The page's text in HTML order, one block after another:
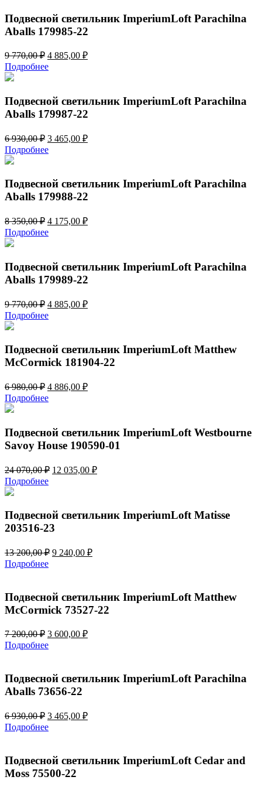
350,00 ₽.
Подвесной светильник ImperiumLoft Parachilna
Aballs 179985-22
9 770,00₽ Первоначальная
цена
составляла
770,00 ₽.
4 885,00 ₽Текущая
Подробнее
Подвесной светильник ImperiumLoft Parachilna
Aballs 179987-22
6 930,00₽ Первоначальная
цена
составляла
930,00 ₽.
3 465,00 ₽Текущая
Подробнее
Подвесной светильник ImperiumLoft Parachilna
Aballs 179988-22
8 350,00₽ Первоначальная
цена
составляла
350,00 ₽.
4 175,00 ₽Текущая
Подробнее
Подвесной светильник ImperiumLoft Parachilna
Aballs 179989-22
9 770,00₽ Первоначальная
цена
составляла
770,00 ₽.
4 885,00 ₽Текущая
Подробнее
Подвесной светильник ImperiumLoft Matthew
McCormick 181904-22
6 980,00₽ Первоначальная
цена
составляла
980,00 ₽.
4 886,00 ₽Текущая
Подробнее
Подвесной светильник ImperiumLoft Westbourne
Savoy House 190590-01
24 070,00₽ Первоначальная
070,00 ₽.
12 035,00 ₽Текущая
Подробнее
Подвесной светильник ImperiumLoft Matisse
203516-23
13 200,00₽ Первоначальная
200,00 ₽.
9 240,00 ₽Текущая
Подробнее
Подвесной светильник ImperiumLoft Matthew
McCormick 73527-22
7 200,00₽ Первоначальная
цена
составляла
200,00 ₽.
3 600,00 ₽Текущая
Подробнее
Подвесной светильник ImperiumLoft Parachilna
Aballs 73656-22
6 930,00₽ Первоначальная
цена
составляла
930,00 ₽.
3 465,00 ₽Текущая
Подробнее
Подвесной светильник ImperiumLoft Cedar and
Moss 75500-22